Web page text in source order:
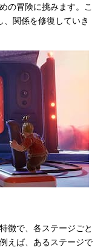
の冒険に挑みます。こ
関係を修復していき
徴で、各ステージごと
えば、あるステージで